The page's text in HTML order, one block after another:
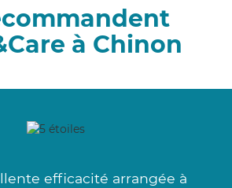
à Chinon
efficacité arrangée à